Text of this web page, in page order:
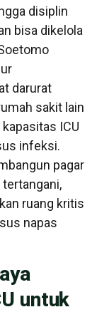
disiplin
bisa dikelola
darurat
sakit lain
ICU
infeksi.
pagar
ruang kritis
napas
untuk